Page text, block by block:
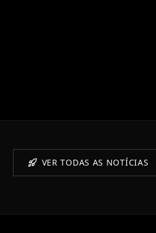
VER TODAS AS NOTÍCIAS